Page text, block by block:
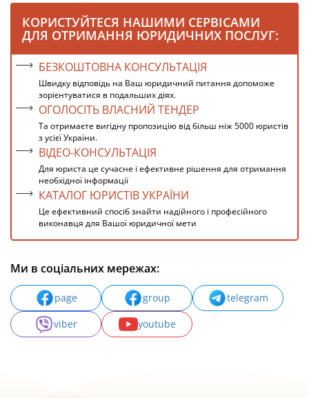
КОРИСТУЙТЕСЯ НАШИМИ СЕРВІСАМИ
ДЛЯ ОТРИМАННЯ ЮРИДИЧНИХ ПОСЛУГ:
БЕЗКОШТОВНА КОНСУЛЬТАЦІЯ
Швидку відповідь на Ваш юридичний питання допоможе
зорієнтуватися в подальших діях.
ОГОЛОСІТЬ ВЛАСНИЙ ТЕНДЕР
Та отримаєте вигідну пропозицію від більш ніж 5000 юристів
з усієї України.
ВІДЕО-КОНСУЛЬТАЦІЯ
Для юриста це сучасне і ефективне рішення для отримання
необхідної інформації
КАТАЛОГ ЮРИСТІВ УКРАЇНИ
Це ефективний спосіб знайти надійного і професійного
виконавця для Вашої юридичної мети
Ми в соціальних мережах:
page group
telegram
viber
youtube